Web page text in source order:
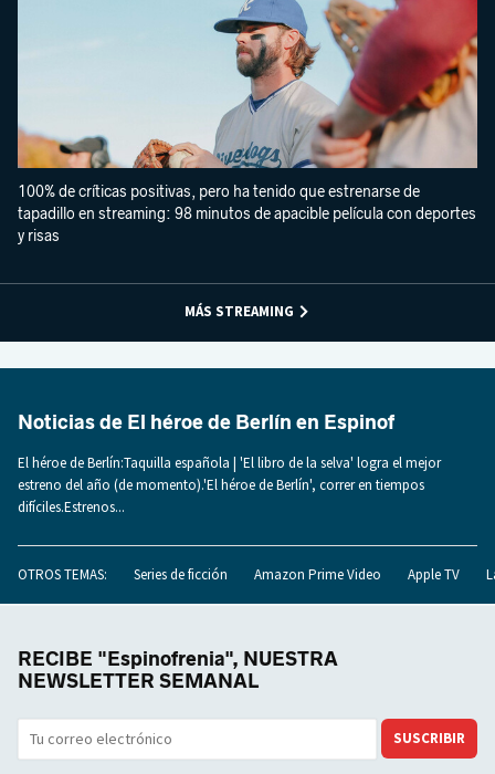
100% de críticas positivas, pero ha tenido que estrenarse de
tapadillo en streaming: 98 minutos de apacible película con deportes
y risas
MÁS STREAMING
Noticias de El héroe de Berlín en Espinof
El héroe de Berlín:Taquilla española | 'El libro de la selva' logra el mejor
estreno del año (de momento).'El héroe de Berlín', correr en tiempos
difíciles.Estrenos...
OTROS TEMAS: Series de ficción Amazon Prime Video Apple TV
RECIBE "Espinofrenia", NUESTRA
NEWSLETTER SEMANAL
SUSCRIBIR